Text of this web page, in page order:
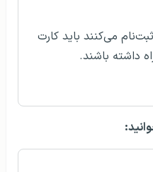
می‌کنند باید کارت
داشته باشند.